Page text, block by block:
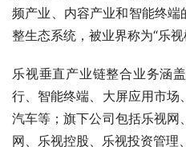
频产业、内容产业和智能终
整生态系统，被业界称为“乐视
乐视垂直产业链整合业务涵
行、智能终端、大屏应用市场
汽车等；旗下公司包括乐视
网、乐视控股、乐视投资管理